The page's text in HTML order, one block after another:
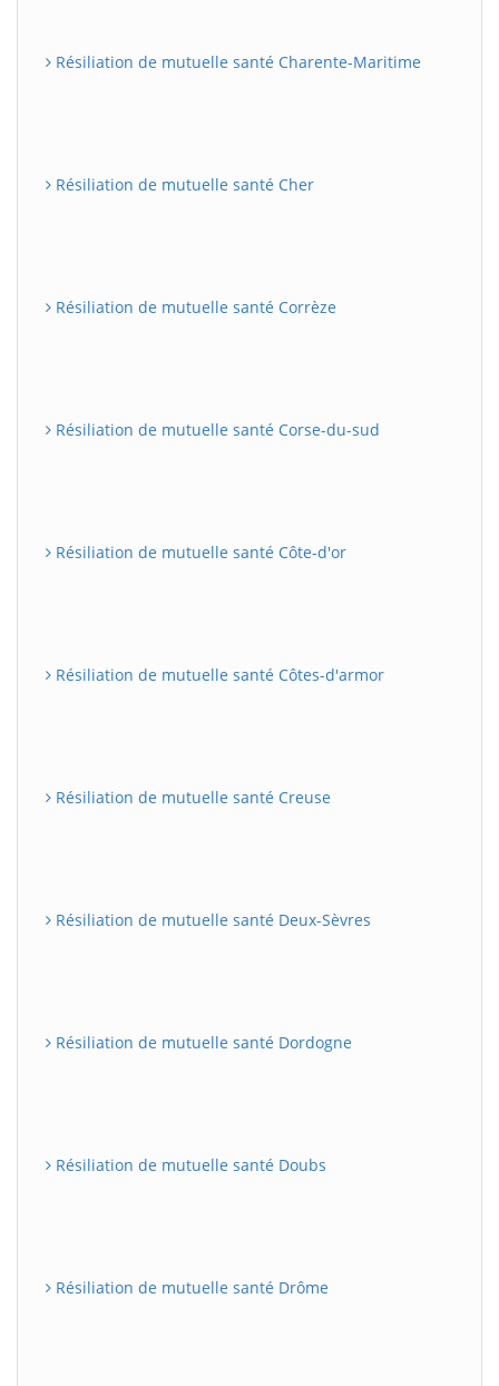
Résiliation de mutuelle santé Charente-Maritime
Résiliation de mutuelle santé Cher
Résiliation de mutuelle santé Corrèze
Résiliation de mutuelle santé Corse-du-sud
Résiliation de mutuelle santé Côte-d'or
Résiliation de mutuelle santé Côtes-d'armor
Résiliation de mutuelle santé Creuse
Résiliation de mutuelle santé Deux-Sèvres
Résiliation de mutuelle santé Dordogne
Résiliation de mutuelle santé Doubs
Résiliation de mutuelle santé Drôme